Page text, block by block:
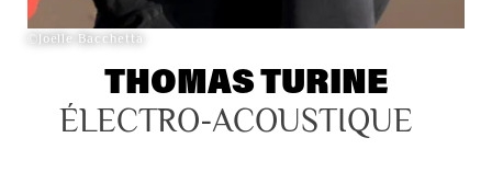
©Joëlle Bacchetta
THOMAS TURINE
ÉLECTRO-ACOUSTIQUE